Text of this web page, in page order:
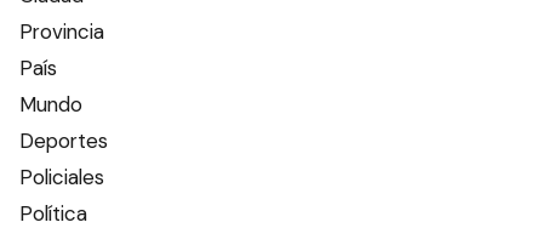
Provincia
País
Mundo
Deportes
Policiales
Política